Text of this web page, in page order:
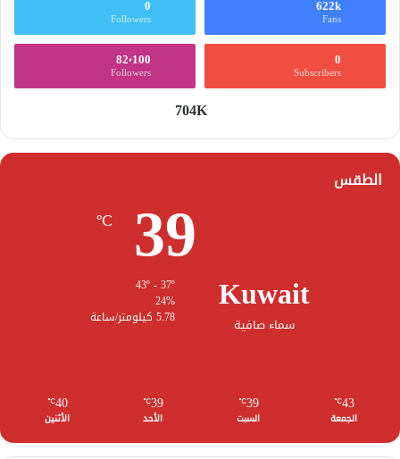
622k
Fans
0
Followers
0
Subscribers
82٬100
Followers
704K
الطقس
Kuwait
سماء صافية
39
℃
24%
5.78 كيلومتر/ساعة
43
℃
الجمعة
39
℃
السبت
39
℃
الأحد
40
℃
الأثنين